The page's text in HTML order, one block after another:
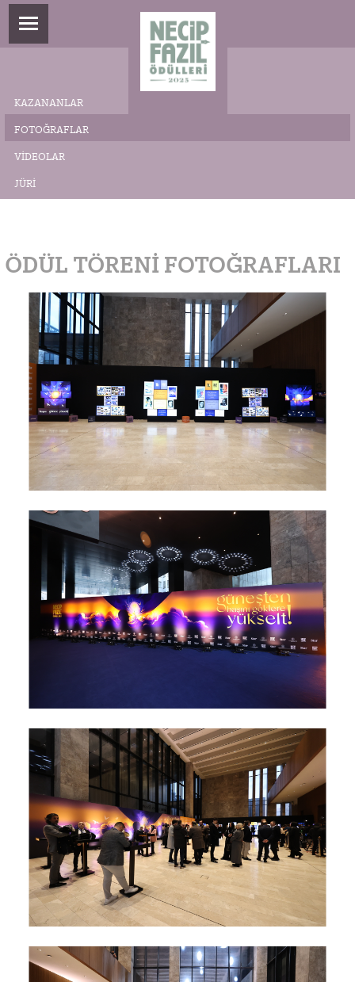
KAZANANLAR
FOTOĞRAFLAR
VIDEOLAR
JÜRI
ÖDÜL TÖRENI FOTOĞRAFLARI